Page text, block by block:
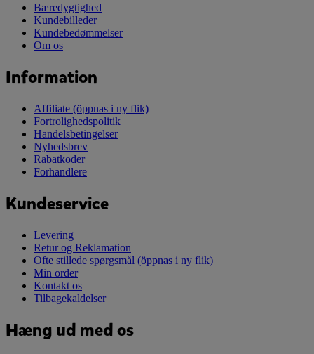
Bæredygtighed
Kundebilleder
Kundebedømmelser
Om os
Information
Affiliate (öppnas i ny flik)
Fortrolighedspolitik
Handelsbetingelser
Nyhedsbrev
Rabatkoder
Forhandlere
Kundeservice
Levering
Retur og Reklamation
Ofte stillede spørgsmål (öppnas i ny flik)
Min order
Kontakt os
Tilbagekaldelser
Hæng ud med os